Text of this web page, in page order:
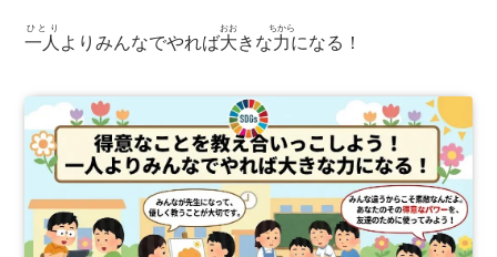
一人
ひとり
よりみんなでやれば大
おお
きな力
ちから
になる！